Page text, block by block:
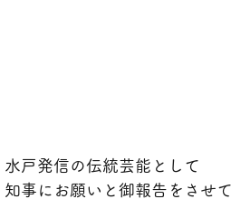
戸発信の伝統芸能として
事にお願いと御報告をさせ